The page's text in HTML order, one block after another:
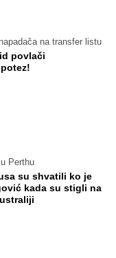
na transfer listu
povlači
Perthu
su shvatili ko je
kada su stigli na